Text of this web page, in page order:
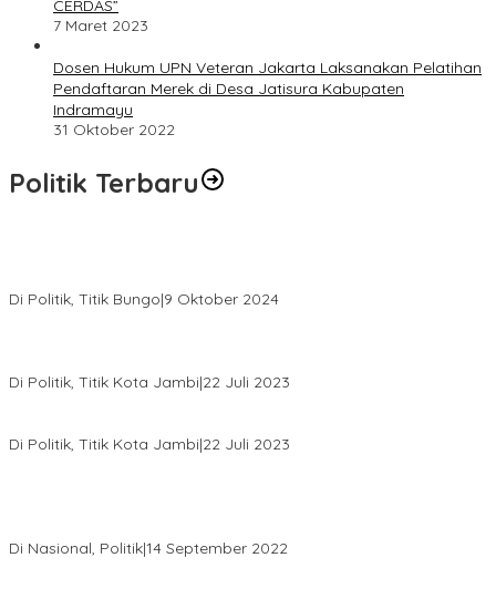
CERDAS”
7 Maret 2023
Dosen Hukum UPN Veteran Jakarta Laksanakan Pelatihan
Pendaftaran Merek di Desa Jatisura Kabupaten
Indramayu
31 Oktober 2022
Politik Terbaru
Di Politik, Titik Bungo|9 Oktober 2024
Di Politik, Titik Kota Jambi|22 Juli 2023
Di Politik, Titik Kota Jambi|22 Juli 2023
Di Nasional, Politik|14 September 2022